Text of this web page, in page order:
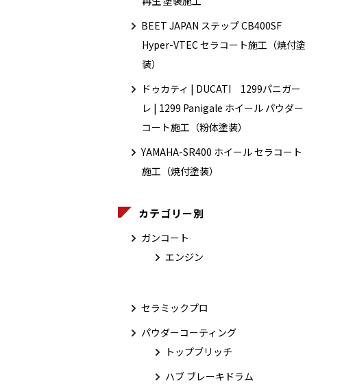
BEET JAPAN ステップ CB400SF
Hyper-VTEC セラコート施工（焼付塗
装）
ドゥカティ | DUCATI 1299パニガー
レ | 1299 Panigale ホイール パウダー
コート施工（粉体塗装）
YAMAHA-SR400 ホイール セラコート
施工（焼付塗装）
カテゴリー別
ガンコート
エンジン
セラミックプロ
パウダーコーティング
トップブリッチ
ハブ ブレーキドラム